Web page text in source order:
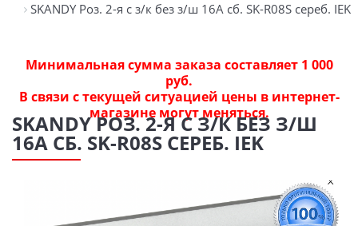
SKANDY Роз. 2-я с з/к без з/ш 16А сб. SK-R08S сереб. IEK
Минимальная сумма заказа составляет 1 000
руб.
В связи с текущей ситуацией цены в интернет-
магазине могут меняться.
SKANDY РОЗ. 2-Я С З/К БЕЗ З/Ш
16А СБ. SK-R08S СЕРЕБ. IEK